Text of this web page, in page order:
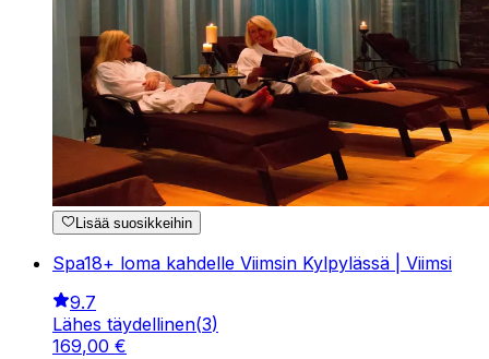
Lisää suosikkeihin
Spa18+ loma kahdelle Viimsin Kylpylässä | Viimsi
9.7
Lähes täydellinen(3)
169,00 €